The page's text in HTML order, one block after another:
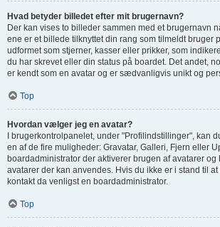
Hvad betyder billedet efter mit brugernavn?
Der kan vises to billeder sammen med et brugernavn
ene er et billede tilknyttet din rang som tilmeldt bruger
udformet som stjerner, kasser eller prikker, som
du har skrevet eller din status på boardet. Det andet,
er kendt som en avatar og er sædvanligvis unikt og
Top
Hvordan vælger jeg en avatar?
I brugerkontrolpanelet, under "Profilindstillinger", kan
en af de fire muligheder: Gravatar, Galleri, Fjern eller
boardadministrator der aktiverer brugen af avatarer og
avatarer der kan anvendes. Hvis du ikke er i stand til at
kontakt da venligst en boardadministrator.
Top